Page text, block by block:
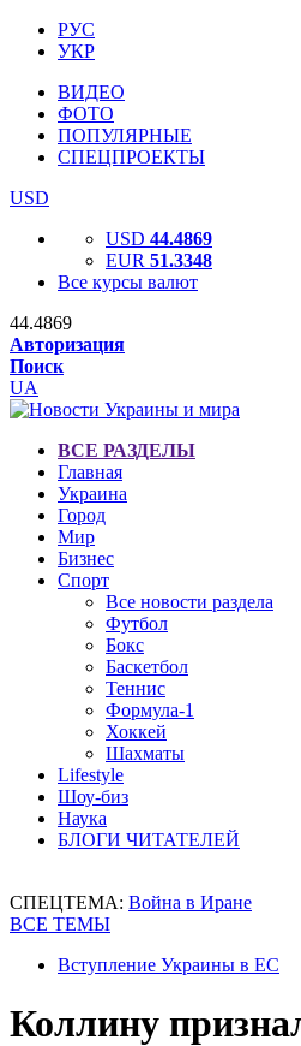
РУС
УКР
ВИДЕО
ФОТО
ПОПУЛЯРНЫЕ
СПЕЦПРОЕКТЫ
USD
USD 44.4869
EUR 51.3348
Все курсы валют
44.4869
Авторизация
Поиск
UA
ВСЕ РАЗДЕЛЫ
Главная
Украина
Город
Мир
Бизнес
Спорт
Все новости раздела
Футбол
Бокс
Баскетбол
Теннис
Формула-1
Хоккей
Шахматы
Lifestyle
Шоу-биз
Наука
БЛОГИ ЧИТАТЕЛЕЙ
СПЕЦТЕМА: Война в Иране
ВСЕ ТЕМЫ
Вступление Украины в ЕС
Коллину